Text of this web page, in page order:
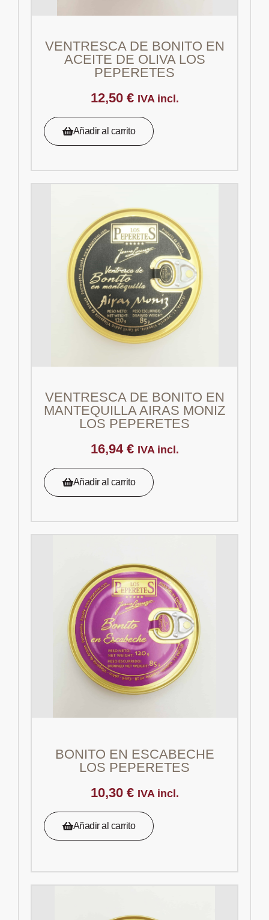
VENTRESCA DE BONITO EN
ACEITE DE OLIVA LOS
PEPERETES
12,50 € IVA incl.
Añadir al carrito
VENTRESCA DE BONITO EN
MANTEQUILLA AIRAS MONIZ
LOS PEPERETES
16,94 € IVA incl.
Añadir al carrito
BONITO EN ESCABECHE
LOS PEPERETES
10,30 € IVA incl.
Añadir al carrito